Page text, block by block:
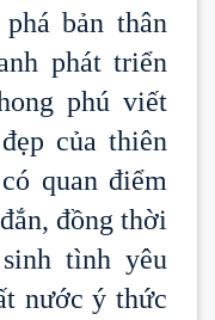
bản thân
phát triển
phú viết
của thiên
quan điểm
đồng thời
tình yêu
nước ý thức